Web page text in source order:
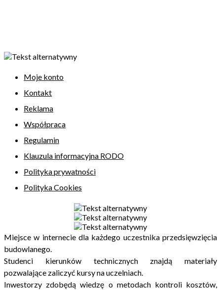
Moje konto
Kontakt
Reklama
Współpraca
Regulamin
Klauzula informacyjna RODO
Polityka prywatności
Polityka Cookies
Miejsce w internecie dla każdego uczestnika przedsięwzięcia
budowlanego.
Studenci kierunków technicznych znajdą materiały
pozwalające zaliczyć kursy na uczelniach.
Inwestorzy zdobędą wiedzę o metodach kontroli kosztów,